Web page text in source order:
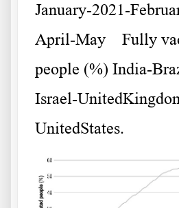
January-2021-
April-May Fully
people (%) India-
Israel-
UnitedStates.